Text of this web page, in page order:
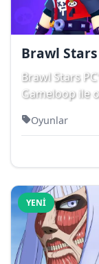
Brawl Stars
Brawl Stars
Gameloop ile
Oyunlar
YENI